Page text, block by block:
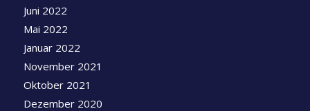
Juni 2022
Mai 2022
Januar 2022
November 2021
Oktober 2021
Dezember 2020